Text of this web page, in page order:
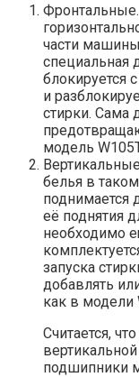
Фронтальные.
части
специальная
блокируется
и
стирки. Сама
модель
белья в
поднимается
её поднятия
необходимо
запуска
добавлять
как в модели
Считается,
подшипники